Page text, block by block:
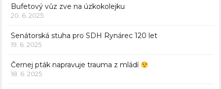
Bufetový vůz zve na úzkokolejku
20. 6. 2025
Senátorská stuha pro SDH Rynárec 120 let
19. 6. 2025
Černej pták napravuje trauma z mládí
18. 6. 2025